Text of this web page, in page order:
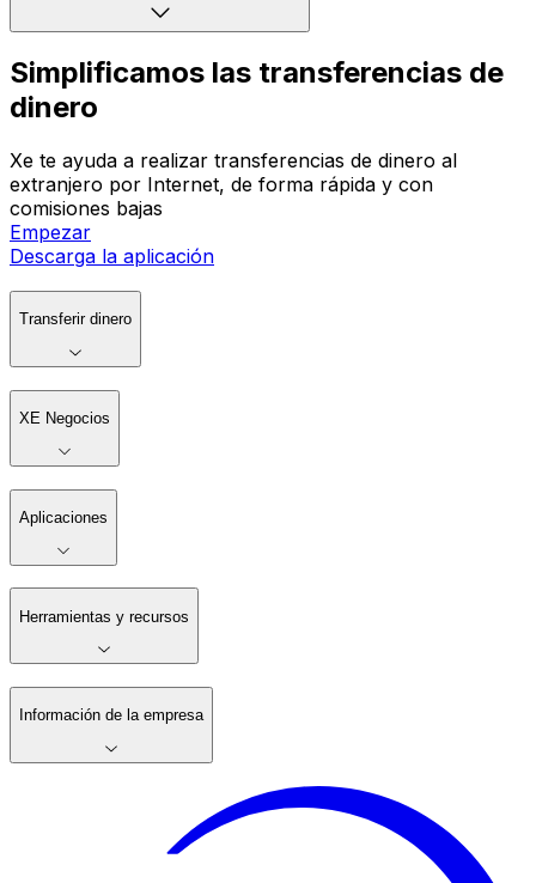
Simplificamos las transferencias de
dinero
Xe te ayuda a realizar transferencias de dinero al
extranjero por Internet, de forma rápida y con
comisiones bajas
Empezar
Descarga la aplicación
Transferir dinero
XE Negocios
Aplicaciones
Herramientas y recursos
Información de la empresa